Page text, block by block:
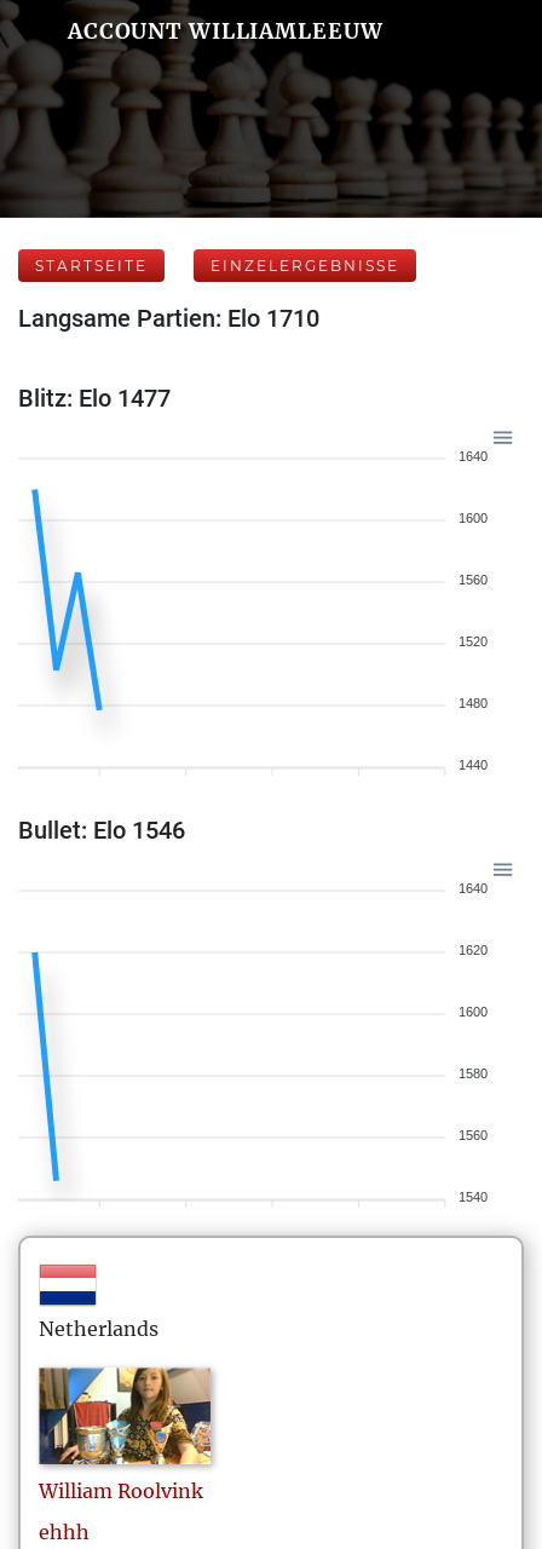
ACCOUNT WILLIAMLEEUW
STARTSEITE EINZELERGEBNISSE
Langsame Partien: Elo 1710
Blitz: Elo 1477
1640
1600
1560
1520
1480
1440
Bullet: Elo 1546
1640
1620
1600
1580
1560
1540
Netherlands
William Roolvink
ehhh